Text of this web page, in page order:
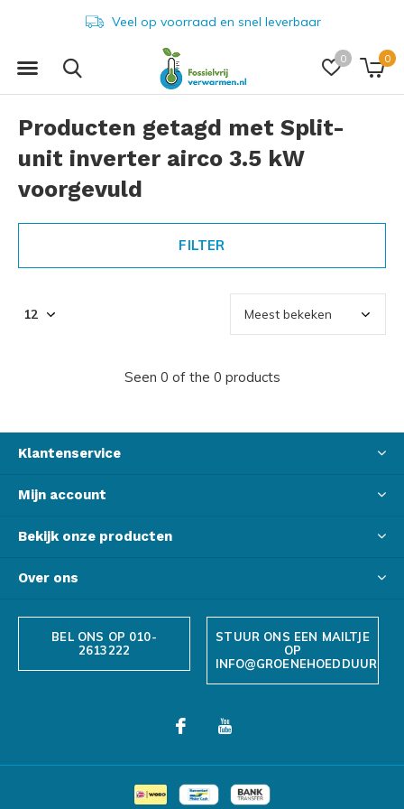
0 0
Veel op voorraad en snel leverbaar
Producten getagd met Split-
unit inverter airco 3.5 kW
voorgevuld
FILTER
Seen 0 of the 0 products
Klantenservice
Mijn account
Bekijk onze producten
Over ons
BEL ONS OP 010-
2613222
STUUR ONS EEN MAILTJE
OP